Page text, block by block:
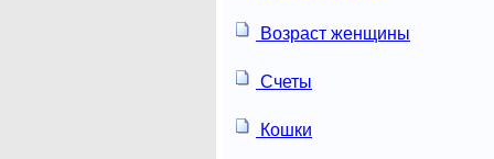
Возраст женщины
Счеты
Кошки